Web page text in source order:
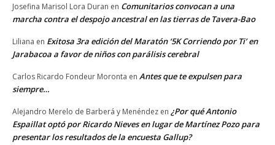
Josefina Marisol Lora Duran en Comunitarios convocan a una
marcha contra el despojo ancestral en las tierras de Tavera-Bao
Liliana en Exitosa 3ra edición del Maratón ‘5K Corriendo por Ti’ en
Jarabacoa a favor de niños con parálisis cerebral
Carlos Ricardo Fondeur Moronta en Antes que te expulsen para
siempre…
Alejandro Merelo de Barberá y Menéndez en ¿Por qué Antonio
Espaillat optó por Ricardo Nieves en lugar de Martínez Pozo para
presentar los resultados de la encuesta Gallup?